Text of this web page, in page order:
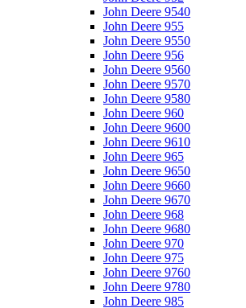
John Deere 9540
John Deere 955
John Deere 9550
John Deere 956
John Deere 9560
John Deere 9570
John Deere 9580
John Deere 960
John Deere 9600
John Deere 9610
John Deere 965
John Deere 9650
John Deere 9660
John Deere 9670
John Deere 968
John Deere 9680
John Deere 970
John Deere 975
John Deere 9760
John Deere 9780
John Deere 985